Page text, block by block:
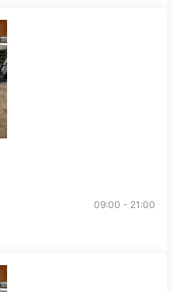
09:00 - 21:00